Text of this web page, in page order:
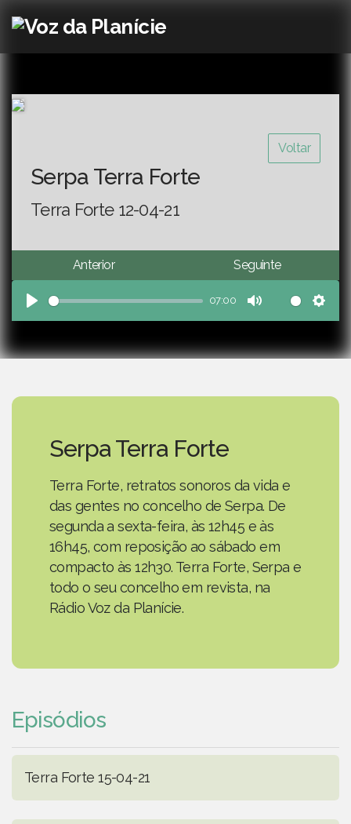
Voltar
Serpa Terra Forte
Terra Forte 12-04-21
Anterior Seguinte
Play
07:00
Mute
Serpa Terra Forte
Terra Forte, retratos sonoros da vida e
das gentes no concelho de Serpa. De
segunda a sexta-feira, às 12h45 e às
16h45, com reposição ao sábado em
compacto às 12h30. Terra Forte, Serpa e
todo o seu concelho em revista, na
Rádio Voz da Planície.
Episódios
Terra Forte 15-04-21